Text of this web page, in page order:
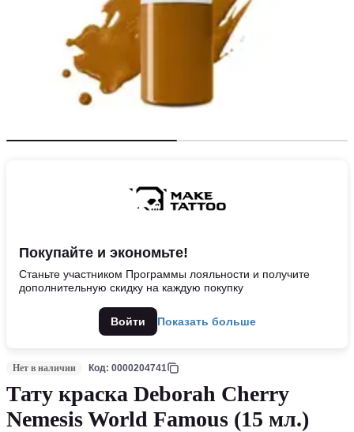
Покупайте и экономьте!
Станьте участником Программы лояльности и получите
дополнительную скидку на каждую покупку
Войти Показать больше
Нет в наличии Код: 0000204741
Тату краска Deborah Cherry
Nemesis World Famous (15 мл.)